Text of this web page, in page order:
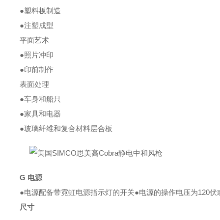
●塑料板制造
●注塑成型
平面艺术
●照片冲印
●印前制作
表面处理
●车身和船只
●家具和电器
●玻璃纤维和复合材料层合板
G 电源
●电源配备带霓虹电源指示灯的开关●电源的操作电压为120伏
尺寸